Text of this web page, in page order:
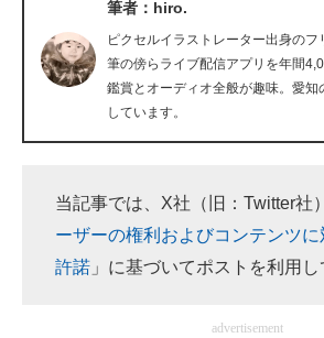
製造業のIT導入・活用を支援
モノづくり技術者専門サイト
エネルギーの専門メディア
建設×テクノロジーの最前線
ちょっと気になるネットの話題
筆者：hiro.
ピクセルイラストレーター出身の
筆の傍らライブ配信アプリを年間
鑑賞とオーディオ全般が趣味。愛知
しています。
当記事では、X社（旧：Twitter社
ーザーの権利およびコンテンツ
許諾 」に基づいてポストを利用し
advertisement